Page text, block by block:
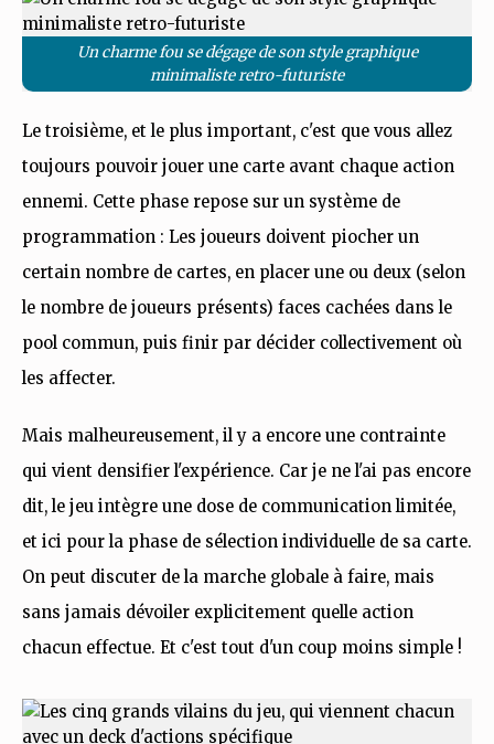
Un charme fou se dégage de son style graphique
minimaliste retro-futuriste
Le troisième, et le plus important, c'est que vous allez
toujours pouvoir jouer une carte avant chaque action
ennemi. Cette phase repose sur un système de
programmation : Les joueurs doivent piocher un
certain nombre de cartes, en placer une ou deux (selon
le nombre de joueurs présents) faces cachées dans le
pool commun, puis finir par décider collectivement où
les affecter.
Mais malheureusement, il y a encore une contrainte
qui vient densifier l'expérience. Car je ne l'ai pas encore
dit, le jeu intègre une dose de communication limitée,
et ici pour la phase de sélection individuelle de sa carte.
On peut discuter de la marche globale à faire, mais
sans jamais dévoiler explicitement quelle action
chacun effectue. Et c'est tout d'un coup moins simple !